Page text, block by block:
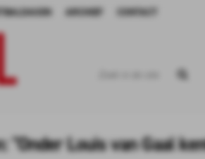
ARCHIEF CONTACT
Louis van Gaal